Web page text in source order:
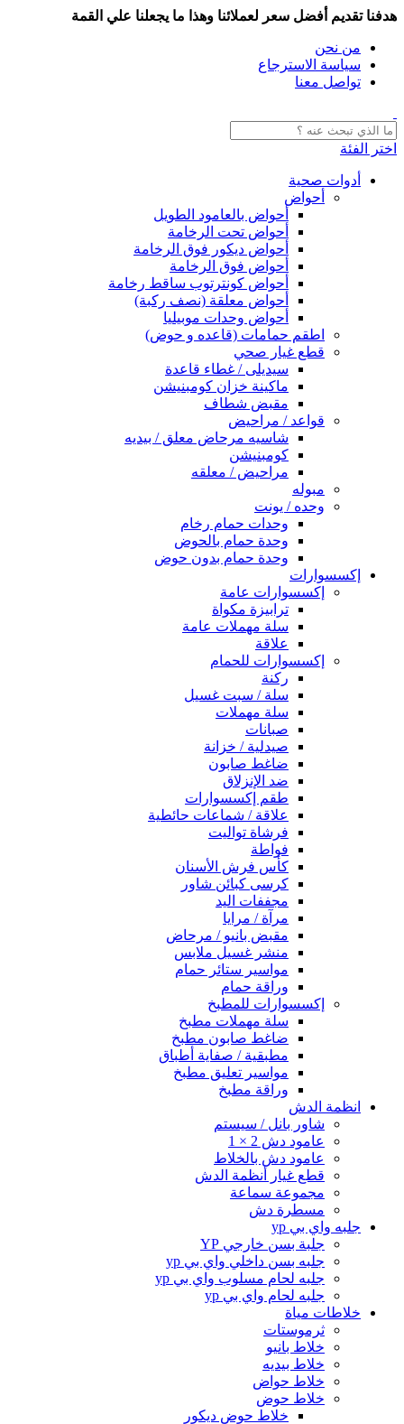
هدفنا تقديم أفضل سعر لعملائنا وهذا ما يجعلنا علي القمة
من نحن
سياسة الاسترجاع
تواصل معنا
اختر الفئة
أدوات صحية
أحواض
أحواض بالعامود الطويل
أحواض تحت الرخامة
أحواض ديكور فوق الرخامة
أحواض فوق الرخامة
أحواض كونترتوب ساقط رخامة
أحواض معلقة (نصف ركبة)
أحواض وحدات موبيليا
اطقم حمامات (قاعده و حوض)
قطع غيار صحي
سيديلى / غطاء قاعدة
ماكينة خزان كومبنيشن
مقبض شطاف
قواعد / مراحيض
شاسيه مرحاض معلق / بيديه
كومبنيشن
مراحيض / معلقه
مبوله
وحده / يونت
وحدات حمام رخام
وحدة حمام بالحوض
وحدة حمام بدون حوض
إكسسوارات
إكسسوارات عامة
ترابيزة مكواة
سلة مهملات عامة
علاقة
إكسسوارات للحمام
ركنة
سلة / سبت غسيل
سلة مهملات
صبانات
صيدلية / خزانة
ضاغط صابون
ضد الإنزلاق
طقم إكسسوارات
علاقة / شماعات حائطية
فرشاة تواليت
فواطة
كأس فرش الأسنان
كرسى كبائن شاور
مجففات اليد
مرآة / مرايا
مقبض بانيو / مرحاض
منشر غسيل ملابس
مواسير ستائر حمام
وراقة حمام
إكسسوارات للمطبخ
سلة مهملات مطبخ
ضاغط صابون مطبخ
مطبقية / صفاية أطباق
مواسير تعليق مطبخ
وراقة مطبخ
انظمة الدش
شاور بانل / سيستم
عامود دش 2 × 1
عامود دش بالخلاط
قطع غيار أنظمة الدش
مجموعة سماعة
مسطرة دش
جلبه واي بي yp
جلبة بسن خارجي YP
جلبه بسن داخلي واي بي yp
جلبه لحام مسلوب واي بي yp
جلبه لحام واي بي yp
خلاطات مياة
ثرموستات
خلاط بانيو
خلاط بيديه
خلاط حواض
خلاط حوض
خلاط حوض ديكور